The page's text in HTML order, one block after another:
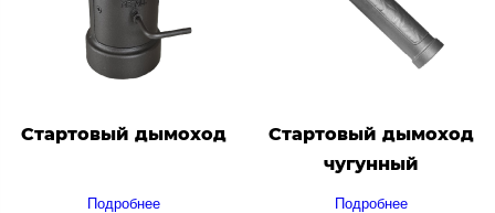
Стартовый дымоход
Подробнее
Стартовый дымоход
чугунный
Подробнее